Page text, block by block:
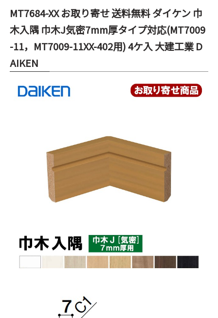
MT7684-XX お取り寄せ 送料無料 ダイケン 巾
木入隅 巾木J気密7mm厚タイプ対応(MT7009
-11，MT7009-11XX-402用) 4ケ入 大建工業 D
AIKEN